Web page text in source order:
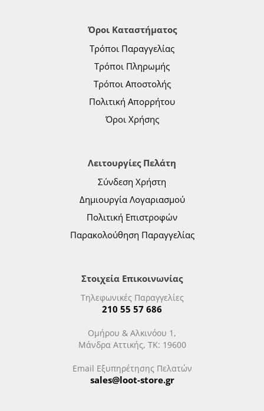
Όροι Καταστήματος
Τρόποι Παραγγελίας
Τρόποι Πληρωμής
Τρόποι Αποστολής
Πολιτική Απορρήτου
Όροι Χρήσης
Λειτουργίες Πελάτη
Σύνδεση Χρήστη
Δημιουργία Λογαριασμού
Πολιτική Επιστροφών
Παρακολούθηση Παραγγελίας
Στοιχεία Επικοινωνίας
Τηλεφωνικές Παραγγελίες
210 55 57 686
Ομήρου & Αλκινόου 1,
Μάνδρα Αττικής, ΤΚ: 19600
Email Εξυπηρέτησης Πελατών
sales@loot-store.gr